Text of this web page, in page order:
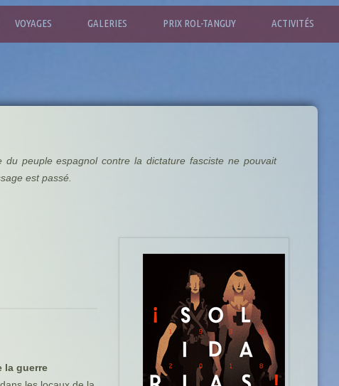
VOYAGES GALERIES PRIX ROL-TANGUY ACTIVITÉS
peuple espagnol contre la dictature fasciste ne pouvait
est passé.
la guerre